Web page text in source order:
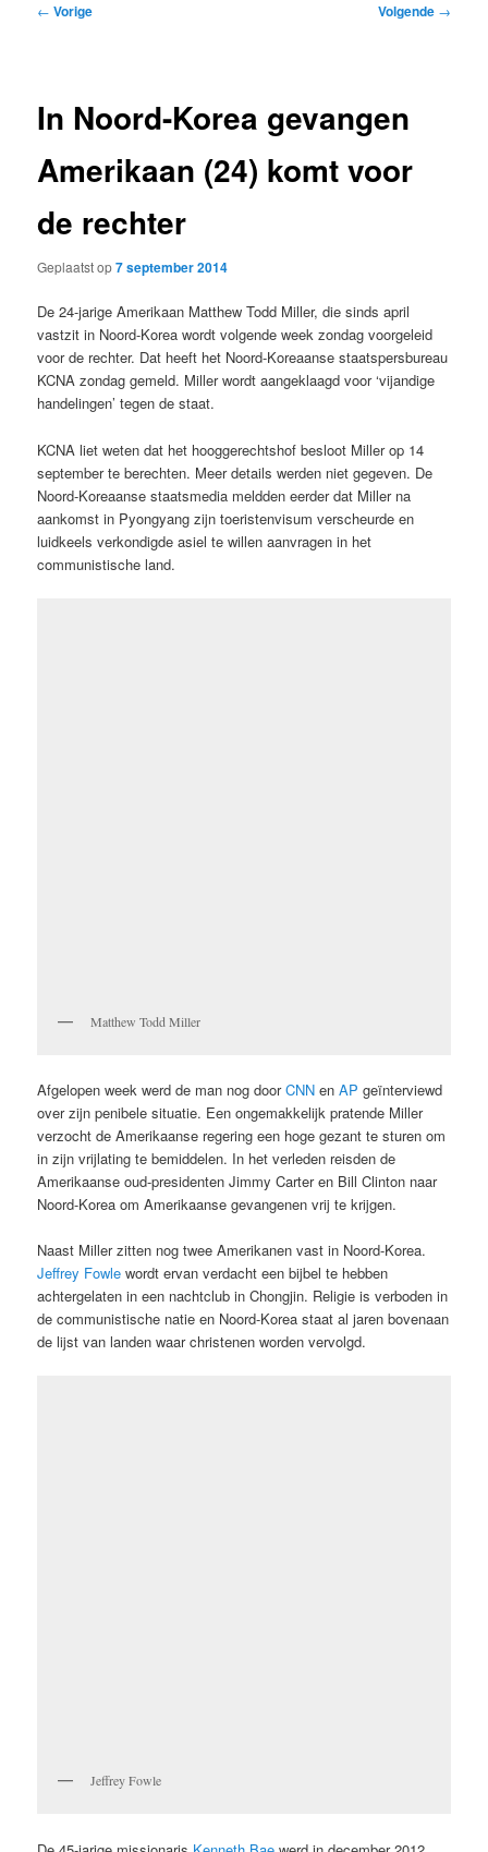
Bericht
← Vorige Volgende →
In Noord-Korea gevangen
Amerikaan (24) komt voor
de rechter
Geplaatst op7 september 2014
De 24-jarige Amerikaan Matthew Todd Miller, die sinds april
vastzit in Noord-Korea wordt volgende week zondag voorgeleid
voor de rechter. Dat heeft het Noord-Koreaanse staatspersbureau
KCNA zondag gemeld. Miller wordt aangeklaagd voor ‘vijandige
handelingen’ tegen de staat.
KCNA liet weten dat het hooggerechtshof besloot Miller op 14
september te berechten. Meer details werden niet gegeven. De
Noord-Koreaanse staatsmedia meldden eerder dat Miller na
aankomst in Pyongyang zijn toeristenvisum verscheurde en
luidkeels verkondigde asiel te willen aanvragen in het
communistische land.
Matthew Todd Miller
Afgelopen week werd de man nog doorCNN enAP geïnterviewd
over zijn penibele situatie. Een ongemakkelijk pratende Miller
verzocht de Amerikaanse regering een hoge gezant te sturen om
in zijn vrijlating te bemiddelen. In het verleden reisden de
Amerikaanse oud-presidenten Jimmy Carter en Bill Clinton naar
Noord-Korea om Amerikaanse gevangenen vrij te krijgen.
Naast Miller zitten nog twee Amerikanen vast in Noord-Korea.
Jeffrey Fowle wordt ervan verdacht een bijbel te hebben
achtergelaten in een nachtclub in Chongjin. Religie is verboden in
de communistische natie en Noord-Korea staat al jaren bovenaan
de lijst van landen waar christenen worden vervolgd.
Jeffrey Fowle